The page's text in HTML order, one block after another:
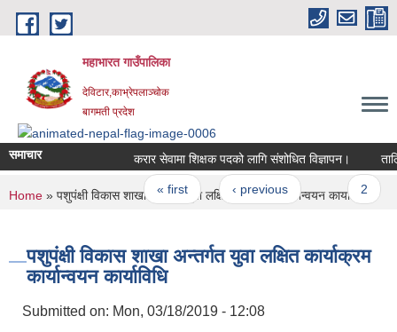
Skip to main content
महाभारत गाउँपालिका
देविटार,काभ्रेपलाञ्चोक
बागमती प्रदेश
समाचार करार सेवामा शिक्षक पदको लागि संशोधित विज्ञापन।
Pages
« first ‹ previous …
You are here
Home » पशुपंक्षी विकास शाखा अन्तर्गत युवा लक्षित कार्याक्रम कार्यान्वयन कार्याविधि
पशुपंक्षी विकास शाखा अन्तर्गत युवा लक्षित कार्याक्रम
कार्यान्वयन कार्याविधि
Submitted on: Mon, 03/18/2019 - 12:08